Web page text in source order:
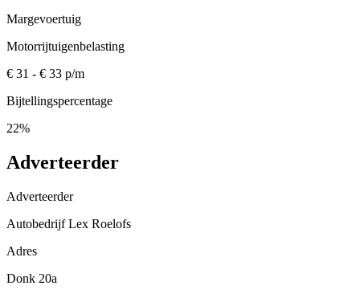
Margevoertuig
Motorrijtuigenbelasting
€ 31 - € 33 p/m
Bijtellingspercentage
22%
Adverteerder
Adverteerder
Autobedrijf Lex Roelofs
Adres
Donk 20a